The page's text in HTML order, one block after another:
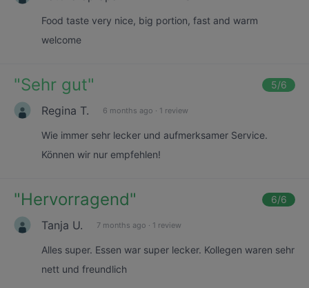
Food taste very nice, big portion, fast and warm
welcome
"Sehr gut" 5/6
Regina T. 6 months ago · 1 review
Wie immer sehr lecker und aufmerksamer Service.
Können wir nur empfehlen!
"Hervorragend" 6/6
Tanja U. 7 months ago · 1 review
Alles super. Essen war super lecker. Kollegen waren sehr
nett und freundlich